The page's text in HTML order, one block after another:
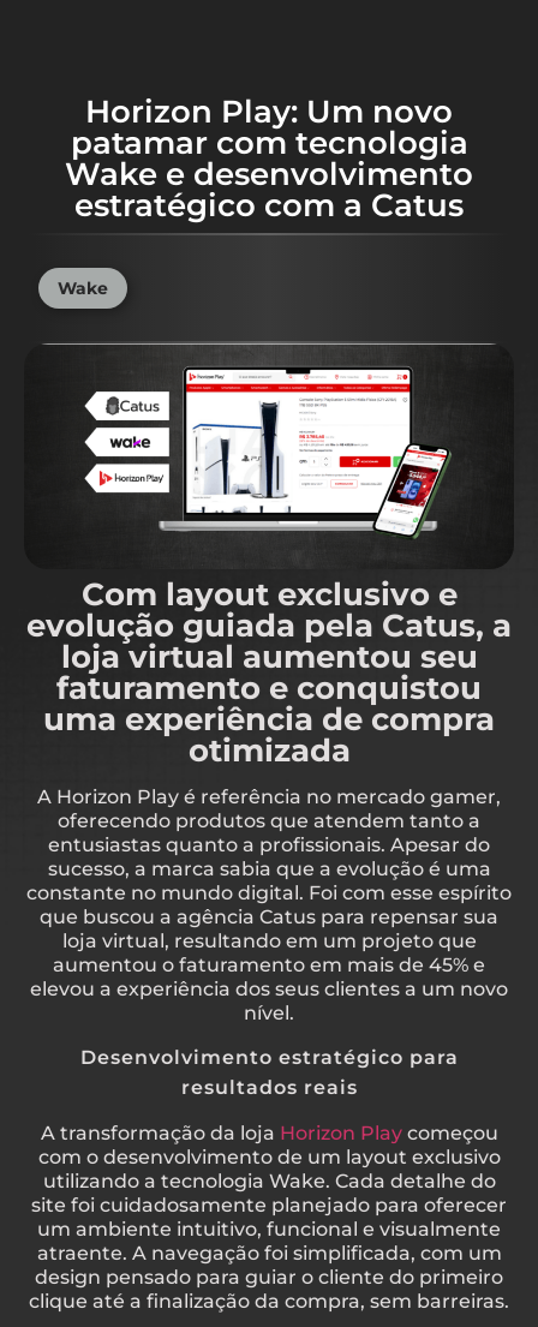
Horizon Play: Um novo
patamar com tecnologia
Wake e desenvolvimento
estratégico com a Catus
Wake
Com layout exclusivo e
evolução guiada pela Catus, a
loja virtual aumentou seu
faturamento e conquistou
uma experiência de compra
otimizada
A Horizon Play é referência no mercado gamer,
oferecendo produtos que atendem tanto a
entusiastas quanto a profissionais. Apesar do
sucesso, a marca sabia que a evolução é uma
constante no mundo digital. Foi com esse espírito
que buscou a agência Catus para repensar sua
loja virtual, resultando em um projeto que
aumentou o faturamento em mais de 45% e
elevou a experiência dos seus clientes a um novo
nível.
Desenvolvimento estratégico para
resultados reais
A transformação da loja Horizon Playcomeçou
com o desenvolvimento de um layout exclusivo
utilizando a tecnologia Wake. Cada detalhe do
site foi cuidadosamente planejado para oferecer
um ambiente intuitivo, funcional e visualmente
atraente. A navegação foi simplificada, com um
design pensado para guiar o cliente do primeiro
clique até a finalização da compra, sem barreiras.